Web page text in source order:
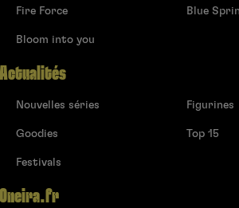
Fire Force
Bloom into you
Blue
Actualités
Nouvelles séries
Goodies
Festivals
Figurines
Top 15
Oneira.fr